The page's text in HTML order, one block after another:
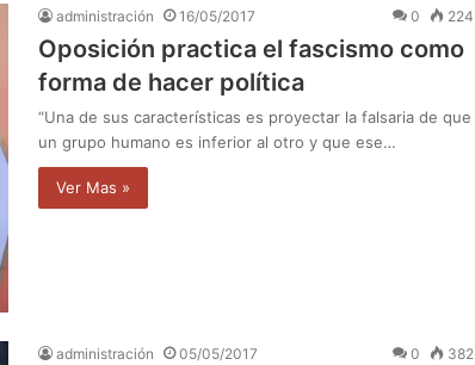
administración 16/05/2017 0 224
Oposición practica el fascismo como
forma de hacer política
“Una de sus características es proyectar la falsaria de que
un grupo humano es inferior al otro y que ese…
Ver Mas »
administración 05/05/2017 0 382